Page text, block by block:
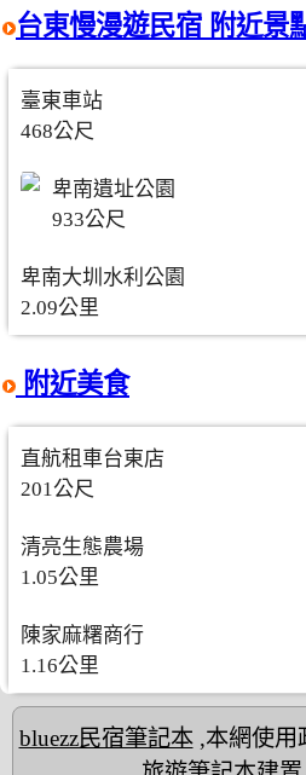
台東慢漫遊民宿 附近景
臺東車站
468公尺
卑南遺址公園
933公尺
卑南大圳水利公園
2.09公里
附近美食
直航租車台東店
201公尺
清亮生態農場
1.05公里
陳家麻糬商行
1.16公里
bluezz民宿筆記本,本網使用